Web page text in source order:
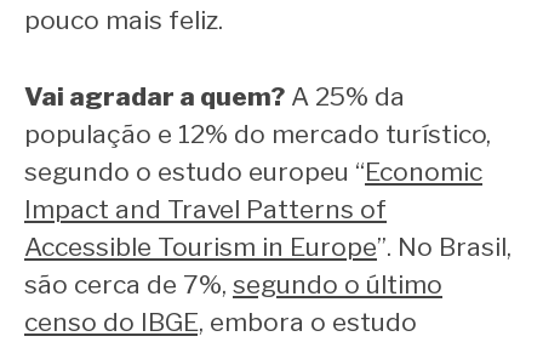
pouco mais feliz.
Vai agradar a quem? A 25% da
população e 12% do mercado turístico,
segundo o estudo europeu “Economic
Impact and Travel Patterns of
Accessible Tourism in Europe”. No Brasil,
são cerca de 7%, segundo o último
censo do IBGE, embora o estudo